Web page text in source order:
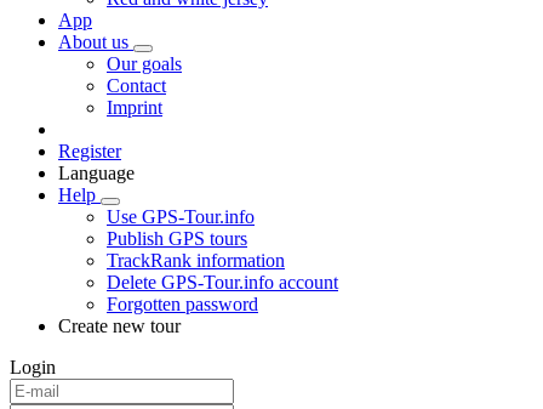
App
About us
Our goals
Contact
Imprint
Register
Language
Help
Use GPS-Tour.info
Publish GPS tours
TrackRank information
Delete GPS-Tour.info account
Forgotten password
Create new tour
Login